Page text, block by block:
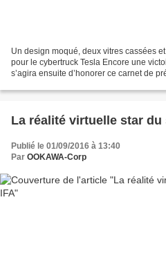
Un design moqué, deux vitres cassées
pour le cybertruck Tesla Encore une
s’agira ensuite d’honorer ce carnet de
La réalité virtuelle star du
Publié le 01/09/2016 à 13:40
Par OOKAWA-Corp